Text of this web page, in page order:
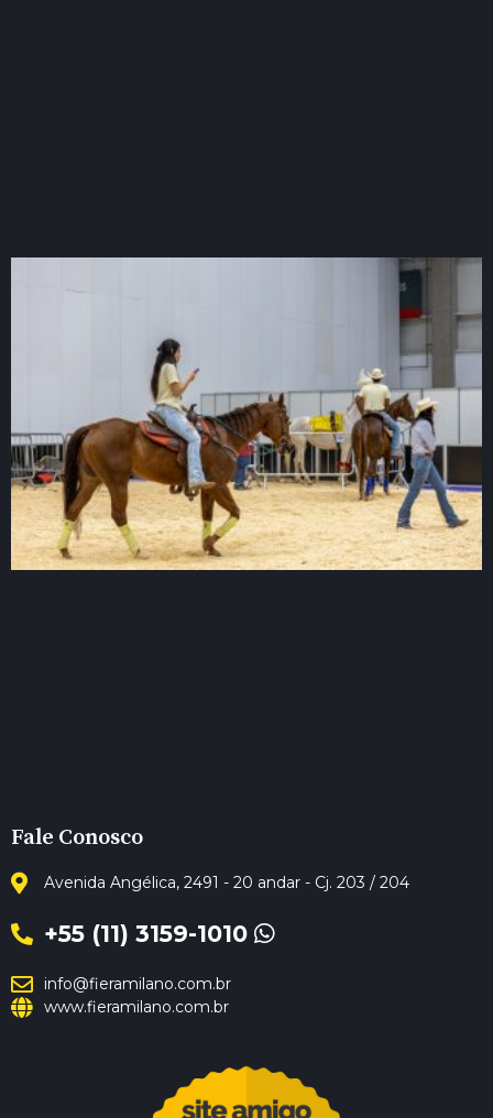
Fale Conosco
Avenida Angélica, 2491 - 20 andar - Cj. 203 / 204
+55 (11) 3159-1010
info@fieramilano.com.br
www.fieramilano.com.br